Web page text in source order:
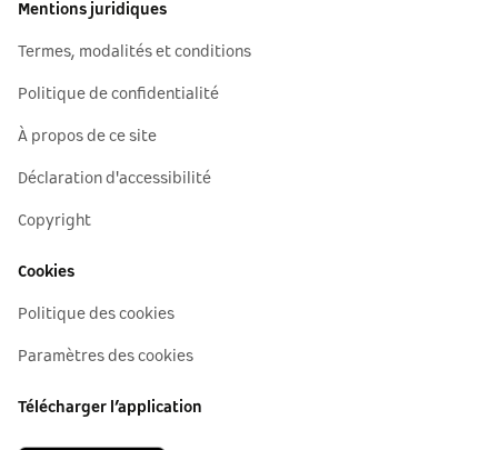
Mentions juridiques
Termes, modalités et conditions
Politique de confidentialité
À propos de ce site
Déclaration d'accessibilité
Copyright
Cookies
Politique des cookies
Paramètres des cookies
Télécharger l’application